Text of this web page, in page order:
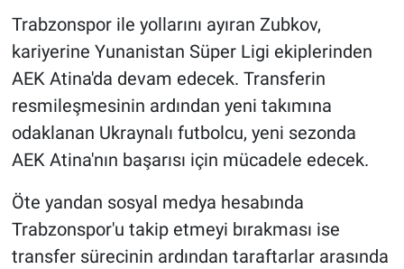
Trabzonspor ile yollarını ayıran Zubkov,
kariyerine Yunanistan Süper Ligi ekiplerinden
AEK Atina'da devam edecek. Transferin
resmileşmesinin ardından yeni takımına
odaklanan Ukraynalı futbolcu, yeni sezonda
AEK Atina'nın başarısı için mücadele edecek.
Öte yandan sosyal medya hesabında
Trabzonspor'u takip etmeyi bırakması ise
transfer sürecinin ardından taraftarlar arasında